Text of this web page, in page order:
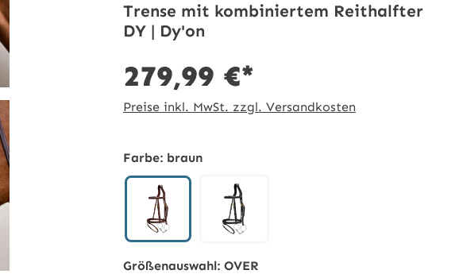
Trense mit kombiniertem Reithalfter
DY | Dy'on
279,99 €*
Preise inkl. MwSt. zzgl. Versandkosten
Farbe: braun
Größenauswahl: OVER